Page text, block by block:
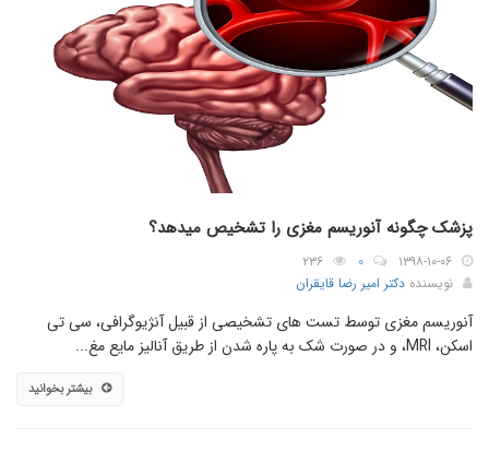
پزشک چگونه آنوریسم مغزی را تشخیص میدهد؟
۱۳۹۸-۱۰-۰۶ ۰
۲۳۶
نویسنده دکتر امیر رضا قایقران
آنوریسم مغزی توسط تست های تشخیصی از قبیل آنژیوگرافی، سی تی
اسکن، MRI، و در صورت شک به پاره شدن از طریق آنالیز مایع مغ...
بیشتر بخوانید